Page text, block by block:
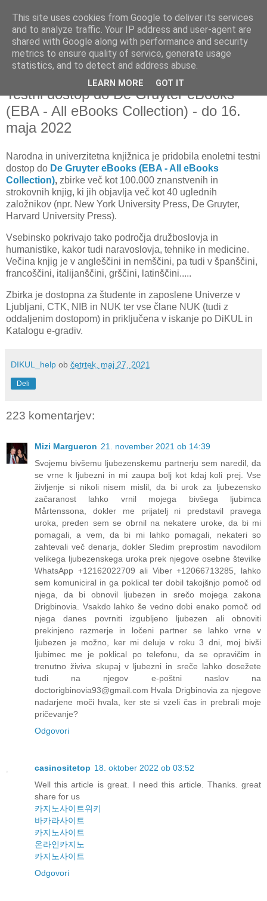
četrtek, 27. maj 2021
Testni dostop do De Gruyter eBooks
(EBA - All eBooks Collection) - do 16.
maja 2022
Narodna in univerzitetna knjižnica je pridobila enoletni testni
dostop do De Gruyter eBooks (EBA - All eBooks
Collection), zbirke več kot 100.000 znanstvenih in
strokovnih knjig, ki jih objavlja več kot 40 uglednih
založnikov (npr. New York University Press, De Gruyter,
Harvard University Press).
Vsebinsko pokrivajo tako področja družboslovja in
humanistike, kakor tudi naravoslovja, tehnike in medicine.
Večina knjig je v angleščini in nemščini, pa tudi v španščini,
francoščini, italijanščini, grščini, latinščini.....
Zbirka je dostopna za študente in zaposlene Univerze v
Ljubljani, CTK, NIB in NUK ter vse člane NUK (tudi z
oddaljenim dostopom) in priključena v iskanje po DiKUL in
Katalogu e-gradiv.
DIKUL_help ob četrtek, maj 27, 2021
Deli
223 komentarjev:
Mizi Margueron 21. november 2021 ob 14:39
Svojemu bivšemu ljubezenskemu partnerju sem naredil, da
se vrne k ljubezni in mi zaupa bolj kot kdaj koli prej. Vse
življenje si nikoli nisem mislil, da bi urok za ljubezensko
začaranost lahko vrnil mojega bivšega ljubimca
Mårtenssona, dokler me prijatelj ni predstavil pravega
uroka, preden sem se obrnil na nekatere uroke, da bi mi
pomagali, a vem, da bi mi lahko pomagali, nekateri so
zahtevali več denarja, dokler Sledim preprostim navodilom
velikega ljubezenskega uroka prek njegove osebne številke
WhatsApp +12162022709 ali Viber +12066713285, lahko
sem komuniciral in ga poklical ter dobil takojšnjo pomoč od
njega, da bi obnovil ljubezen in srečo mojega zakona
Drigbinovia. Vsakdo lahko še vedno dobi enako pomoč od
njega danes povrniti izgubljeno ljubezen ali obnoviti
prekinjeno razmerje in ločeni partner se lahko vrne v
ljubezen je možno, ker mi deluje v roku 3 dni, moj bivši
ljubimec me je poklical po telefonu, da se opravičim in
trenutno živiva skupaj v ljubezni in sreče lahko dosežete
tudi na njegov e-poštni naslov na
doctorigbinovia93@gmail.com Hvala Drigbinovia za njegove
nadarjene moči hvala, ker ste si vzeli čas in prebrali moje
pričevanje?
Odgovori
casinositetop 18. oktober 2022 ob 03:52
Well this article is great. I need this article. Thanks. great
share for us
카지노사이트위키
바카라사이트
카지노사이트
온라인카지노
카지노사이트
Odgovori
This site uses cookies from Google to deliver its services
and to analyze traffic. Your IP address and user-agent are
shared with Google along with performance and security
metrics to ensure quality of service, generate usage
statistics, and to detect and address abuse.
LEARN MORE GOT IT